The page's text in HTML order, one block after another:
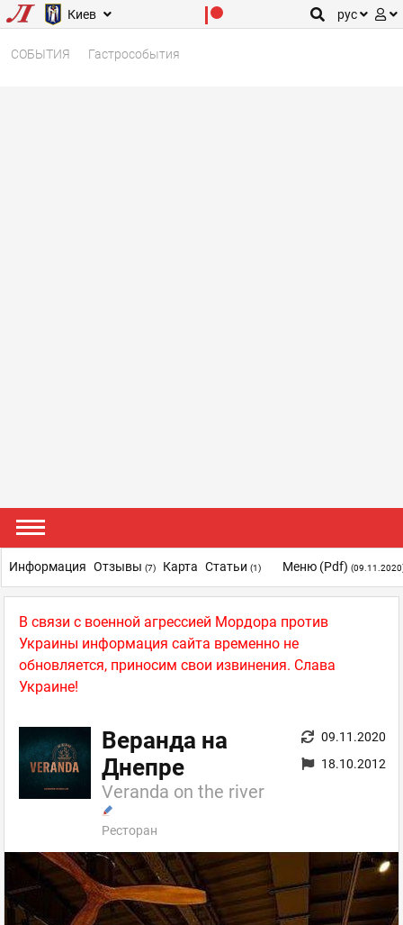
Киев рус
СОБЫТИЯ Гастрособытия
В связи с военной агрессией Мордора против
Украины информация сайта временно не
обновляется, приносим свои извинения. Слава
Украине!
Веранда на
Днепре
Veranda on the river
Ресторан
09.11.2020
18.10.2012
Информация Отзывы (7) Карта Статьи (1) Меню (pdf)